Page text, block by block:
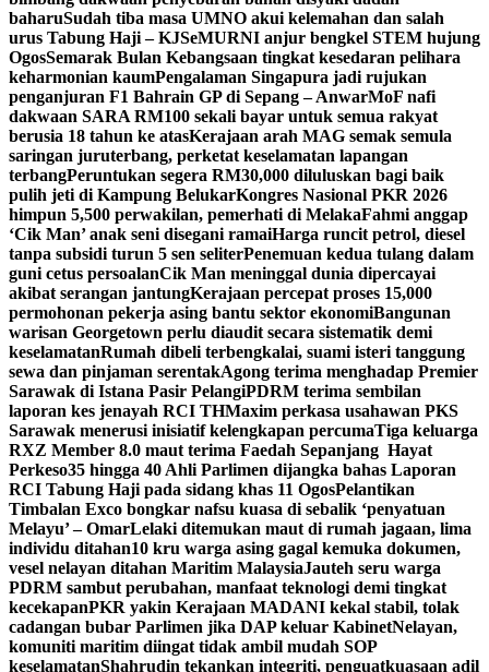
baharuSudah tiba masa UMNO akui kelemahan dan salah
urus Tabung Haji – KJSeMURNI anjur bengkel STEM hujung
OgosSemarak Bulan Kebangsaan tingkat kesedaran pelihara
keharmonian kaumPengalaman Singapura jadi rujukan
penganjuran F1 Bahrain GP di Sepang – AnwarMoF nafi
dakwaan SARA RM100 sekali bayar untuk semua rakyat
berusia 18 tahun ke atasKerajaan arah MAG semak semula
saringan juruterbang, perketat keselamatan lapangan
terbangPeruntukan segera RM30,000 diluluskan bagi baik
pulih jeti di Kampung BelukarKongres Nasional PKR 2026
himpun 5,500 perwakilan, pemerhati di MelakaFahmi anggap
‘Cik Man’ anak seni disegani ramaiHarga runcit petrol, diesel
tanpa subsidi turun 5 sen seliterPenemuan kedua tulang dalam
guni cetus persoalanCik Man meninggal dunia dipercayai
akibat serangan jantungKerajaan percepat proses 15,000
permohonan pekerja asing bantu sektor ekonomiBangunan
warisan Georgetown perlu diaudit secara sistematik demi
keselamatanRumah dibeli terbengkalai, suami isteri tanggung
sewa dan pinjaman serentakAgong terima menghadap Premier
Sarawak di Istana Pasir PelangiPDRM terima sembilan
laporan kes jenayah RCI THMaxim perkasa usahawan PKS
Sarawak menerusi inisiatif kelengkapan percumaTiga keluarga
RXZ Member 8.0 maut terima Faedah Sepanjang Hayat
Perkeso35 hingga 40 Ahli Parlimen dijangka bahas Laporan
RCI Tabung Haji pada sidang khas 11 OgosPelantikan
Timbalan Exco bongkar nafsu kuasa di sebalik ‘penyatuan
Melayu’ – OmarLelaki ditemukan maut di rumah jagaan, lima
individu ditahan10 kru warga asing gagal kemuka dokumen,
vesel nelayan ditahan Maritim MalaysiaJauteh seru warga
PDRM sambut perubahan, manfaat teknologi demi tingkat
kecekapanPKR yakin Kerajaan MADANI kekal stabil, tolak
cadangan bubar Parlimen jika DAP keluar KabinetNelayan,
komuniti maritim diingat tidak ambil mudah SOP
keselamatanShahrudin tekankan integriti, penguatkuasaan adil